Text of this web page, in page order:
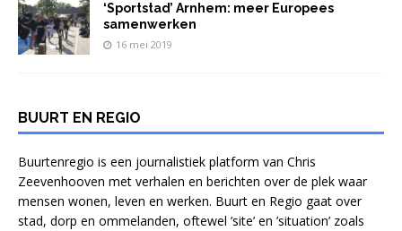
‘Sportstad’ Arnhem: meer Europees
samenwerken
16 mei 2019
BUURT EN REGIO
Buurtenregio is een journalistiek platform van Chris
Zeevenhooven met verhalen en berichten over de plek waar
mensen wonen, leven en werken. Buurt en Regio gaat over
stad, dorp en ommelanden, oftewel ’site’ en ’situation’ zoals